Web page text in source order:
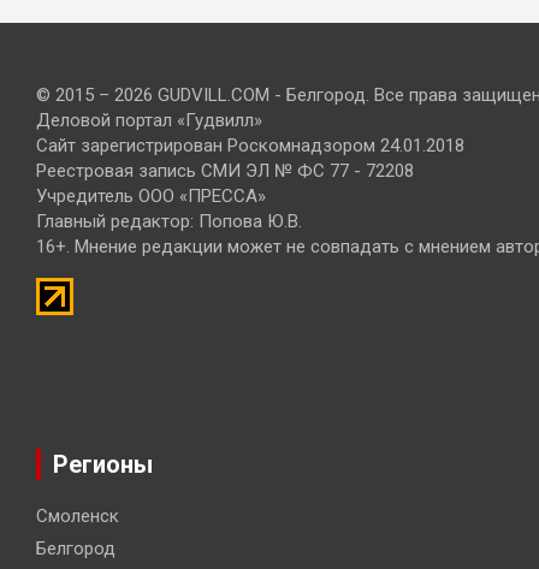
© 2015 – 2026 GUDVILL.COM - Белгород. Все права
Деловой портал «Гудвилл»
Сайт зарегистрирован Роскомнадзором 24.01.2018
Реестровая запись СМИ ЭЛ № ФС 77 - 72208
Учредитель ООО «ПРЕССА»
Главный редактор: Попова Ю.В.
16+. Мнение редакции может не совпадать с мнением
Регионы
Смоленск
Белгород